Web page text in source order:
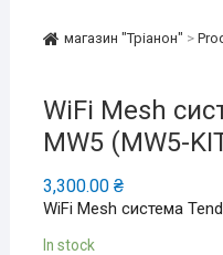
магазин "Тріанон" >
WiFi Mesh
MW5 (MW5-
3,300.00 ₴
WiFi Mesh система
In stock